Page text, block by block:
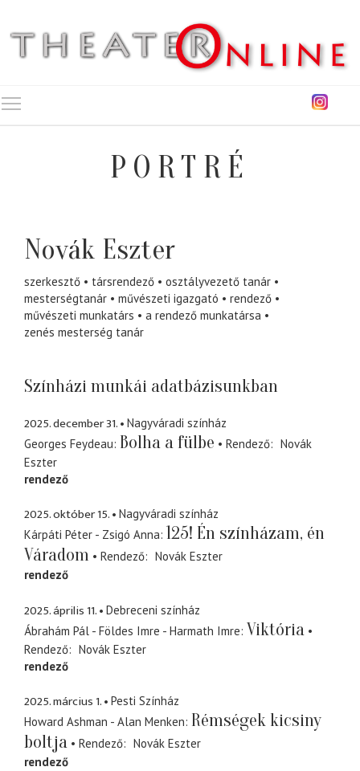
PORTRÉ
Novák Eszter
szerkesztő társrendező
osztályvezető tanár
mesterségtanár
művészeti igazgató
rendező
művészeti munkatárs
a rendező munkatársa
zenés mesterség tanár
Színházi munkái adatbázisunkban
2025. december 31.
Nagyváradi színház
Georges Feydeau Bolha a fülbe Rendező
Novák
Eszter
rendező
2025. október 15.
Nagyváradi színház
Kárpáti Péter - Zsigó Anna 125! Én színházam, én
Váradom
Rendező
Novák Eszter
rendező
2025. április 11.
Debreceni színház
Ábrahám Pál - Földes Imre - Harmath Imre Viktória
Rendező
Novák Eszter
rendező
2025. március 1.
Pesti Színház
Howard Ashman - Alan Menken Rémségek kicsiny
boltja
Rendező
Novák Eszter
rendező